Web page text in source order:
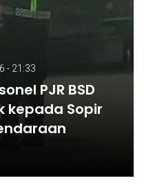
- 21:33
PJR BSD
kepada Sopir